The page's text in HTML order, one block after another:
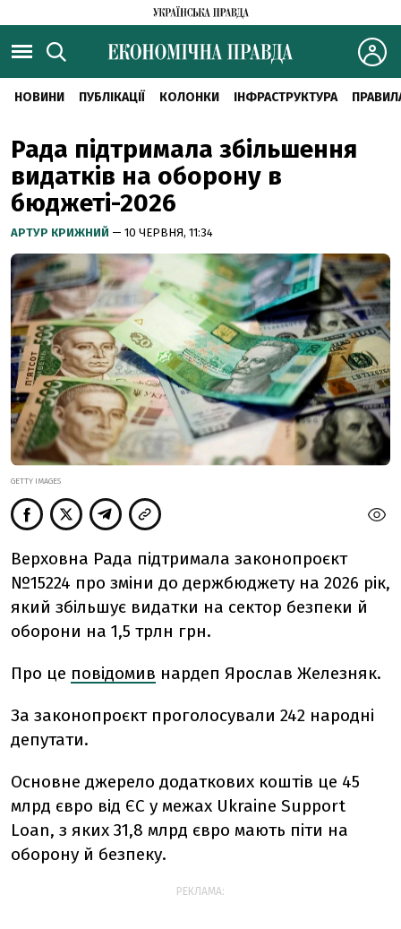
НОВИНИ ПУБЛІКАЦІЇ КОЛОНКИ ІНФРАСТРУКТУРА
Рада підтримала збільшення
видатків на оборону в
бюджеті-2026
АРТУР КРИЖНИЙ — 10 ЧЕРВНЯ, 11:34
GETTY IMAGES
Верховна Рада підтримала законопроєкт
№15224 про зміни до держбюджету на 2026 рік,
який збільшує видатки на сектор безпеки й
оборони на 1,5 трлн грн.
Про це повідомив нардеп Ярослав Железняк.
За законопроєкт проголосували 242 народні
депутати.
Основне джерело додаткових коштів це 45
млрд євро від ЄС у межах Ukraine Support
Loan, з яких 31,8 млрд євро мають піти на
оборону й безпеку.
РЕКЛАМА: